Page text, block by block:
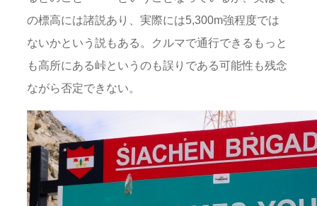
の標高には諸説あり、実際には5,300m強程度では
ないかという説もある。クルマで通行できるもっと
も高所にある峠というのも誤りである可能性も残念
ながら否定できない。